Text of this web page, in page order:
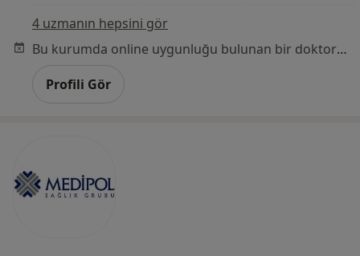
4 uzmanın hepsini gör
Bu kurumda online uygunluğu bulunan bir doktor veya uzman bulunamadı
Profili Gör